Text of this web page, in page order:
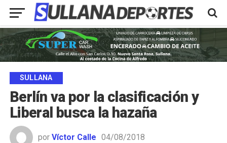
SULLANA
Berlín va por la clasificación y
Liberal busca la hazaña
por Víctor Calle 04/08/2018